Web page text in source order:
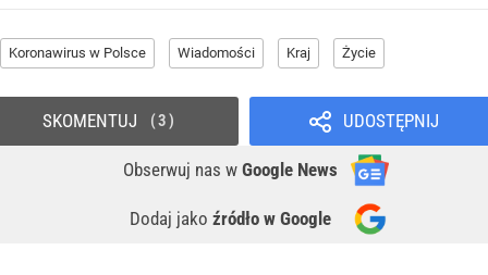
Koronawirus w Polsce Wiadomości Kraj Życie
UDOSTĘPNIJ
Obserwuj nas w Google News
Dodaj jako źródło w Google
SKOMENTUJ 3